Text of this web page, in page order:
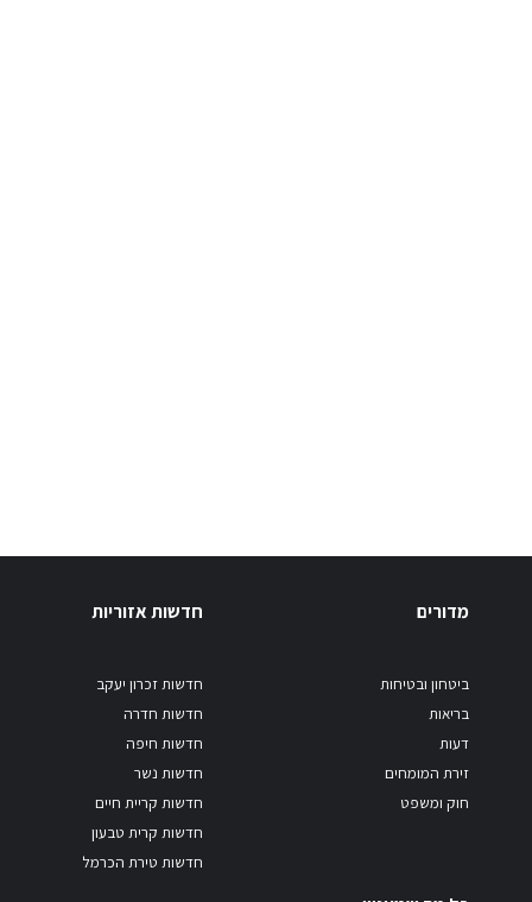
מדורים
ביטחון ובטיחות
בריאות
דעות
זירת המומחים
חוק ומשפט
חדשות אזוריות
חדשות זכרון יעקב
חדשות חדרה
חדשות חיפה
חדשות נשר
חדשות קריית חיים
חדשות קרית טבעון
חדשות טירת הכרמל